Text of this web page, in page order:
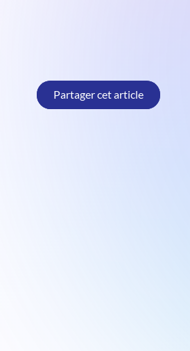
Partager cet article